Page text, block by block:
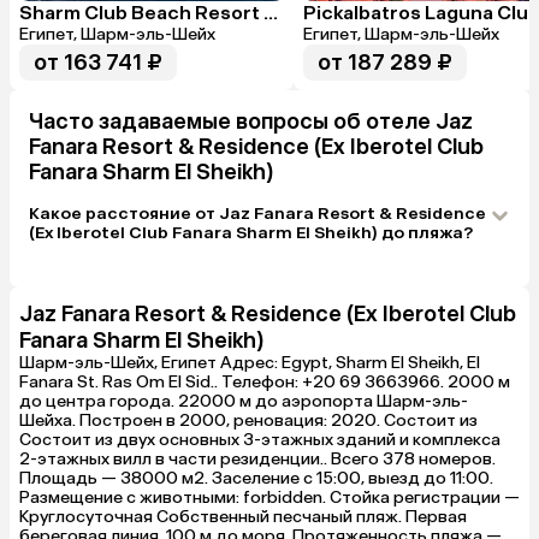
Sharm Club Beach Resort (Ex. Labranda Tower Bay)
Египет, Шарм-эль-Шейх
от 163 741 ₽
Египет, Шарм-эль-Шейх
от 187 289 ₽
Часто задаваемые вопросы об отеле Jaz
Fanara Resort & Residence (Ex Iberotel Club
Fanara Sharm El Sheikh)
Какое расстояние от Jaz Fanara Resort & Residence
(Ex Iberotel Club Fanara Sharm El Sheikh) до пляжа?
Jaz Fanara Resort & Residence (Ex Iberotel Club
Fanara Sharm El Sheikh)
Шарм-эль-Шейх, Египет Адрес: Egypt, Sharm El Sheikh, El
Fanara St. Ras Om El Sid.. Телефон: +20 69 3663966. 2000 м
до центра города. 22000 м до аэропорта Шарм-эль-
Шейха. Построен в 2000, реновация: 2020. Состоит из
Состоит из двух основных 3-этажных зданий и комплекса
2-этажных вилл в части резиденции.. Всего 378 номеров.
Площадь — 38000 м2. Заселение с 15:00, выезд до 11:00.
Размещение с животными: forbidden. Стойка регистрации —
Круглосуточная Собственный песчаный пляж. Первая